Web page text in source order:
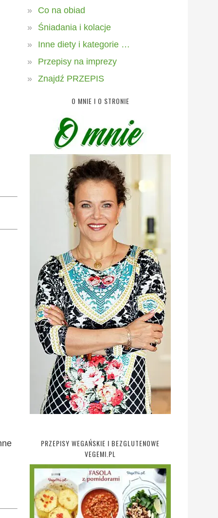
Co na obiad
Śniadania i kolacje
Inne diety i kategorie …
Przepisy na imprezy
Znajdź PRZEPIS
O MNIE I O STRONIE
PRZEPISY WEGAŃSKIE I BEZGLUTENOWE
VEGEMI.PL